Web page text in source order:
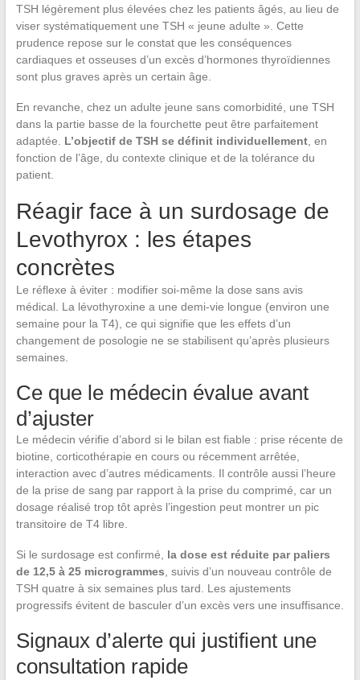
TSH légèrement plus élevées chez les patients âgés, au lieu de
viser systématiquement une TSH « jeune adulte ». Cette
prudence repose sur le constat que les conséquences
cardiaques et osseuses d’un excès d’hormones thyroïdiennes
sont plus graves après un certain âge.
En revanche, chez un adulte jeune sans comorbidité, une TSH
dans la partie basse de la fourchette peut être parfaitement
adaptée. L’objectif de TSH se définit individuellement, en
fonction de l’âge, du contexte clinique et de la tolérance du
patient.
Réagir face à un surdosage de
Levothyrox : les étapes
concrètes
Le réflexe à éviter : modifier soi-même la dose sans avis
médical. La lévothyroxine a une demi-vie longue (environ une
semaine pour la T4), ce qui signifie que les effets d’un
changement de posologie ne se stabilisent qu’après plusieurs
semaines.
Ce que le médecin évalue avant
d’ajuster
Le médecin vérifie d’abord si le bilan est fiable : prise récente de
biotine, corticothérapie en cours ou récemment arrêtée,
interaction avec d’autres médicaments. Il contrôle aussi l’heure
de la prise de sang par rapport à la prise du comprimé, car un
dosage réalisé trop tôt après l’ingestion peut montrer un pic
transitoire de T4 libre.
Si le surdosage est confirmé, la dose est réduite par paliers
de 12,5 à 25 microgrammes, suivis d’un nouveau contrôle de
TSH quatre à six semaines plus tard. Les ajustements
progressifs évitent de basculer d’un excès vers une insuffisance.
Signaux d’alerte qui justifient une
consultation rapide